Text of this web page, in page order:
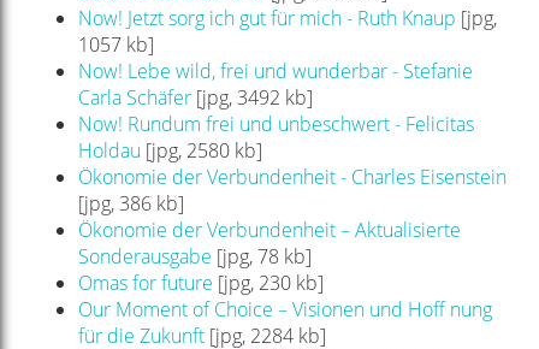
Now! Jetzt sorg ich gut für mich - Ruth Knaup [jpg,
1057 kb]
Now! Lebe wild, frei und wunderbar - Stefanie
Carla Schäfer[jpg, 3492 kb]
Now! Rundum frei und unbeschwert - Felicitas
Holdau [jpg, 2580 kb]
Ökonomie der Verbundenheit - Charles Eisenstein
[jpg, 386 kb]
Ökonomie der Verbundenheit – Aktualisierte
Sonderausgabe [jpg, 78 kb]
Omas for future [jpg, 230 kb]
Our Moment of Choice – Visionen und Hoff nung
für die Zukunft[jpg, 2284 kb]